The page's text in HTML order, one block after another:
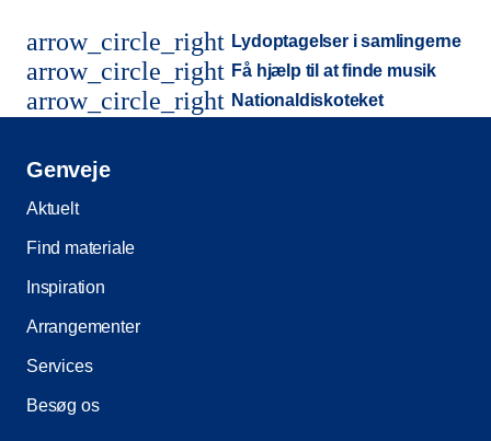
arrow_circle_right Lydoptagelser i samlingerne
arrow_circle_right Få hjælp til at finde musik
arrow_circle_right Nationaldiskoteket
Genveje
Aktuelt
Find materiale
Inspiration
Arrangementer
Services
Besøg os